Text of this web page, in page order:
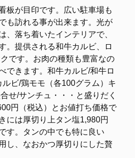
板が目印です。広い駐車場も
も訪れる事が出来ます。光が
、落ち着いたインテリアで、
。提供される和牛カルビ、ロ
です。お肉の種類も豊富なの
できます。和牛カルビ/和牛ロ
ビ/鶏モモ（各100グラム）キ
せ/サンチュ・・・と盛りだく
円（税込）とお値打ち価格で
には厚切り上タン塩1,980円
す。タンの中でも特に良い
し、なおかつ厚切りにした贅